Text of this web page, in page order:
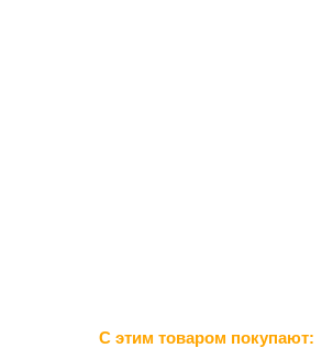
С этим товаром покупают: